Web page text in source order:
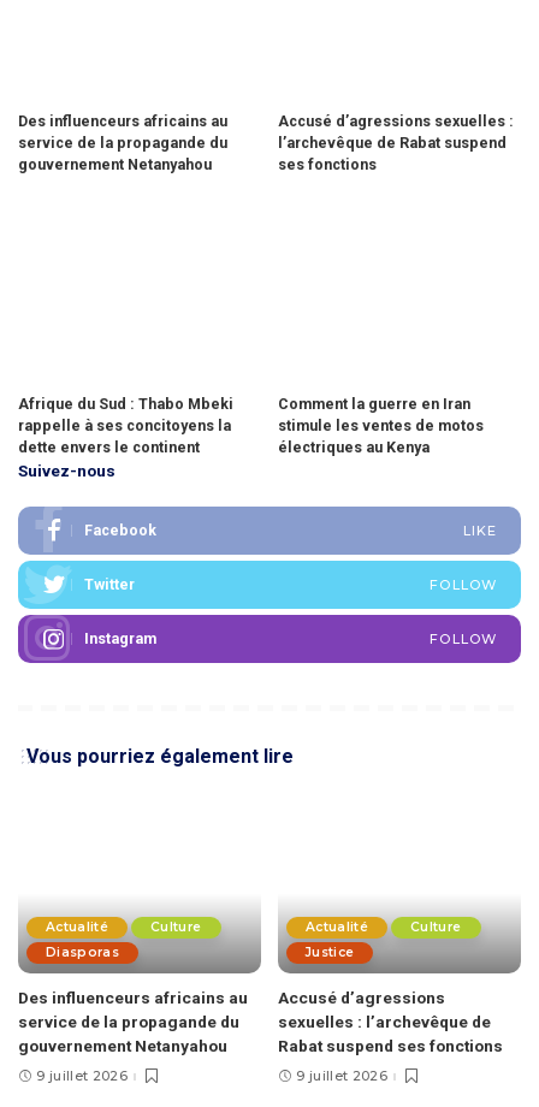
Des influenceurs africains au
service de la propagande du
gouvernement Netanyahou
Accusé d’agressions sexuelles :
l’archevêque de Rabat suspend
ses fonctions
Afrique du Sud : Thabo Mbeki
rappelle à ses concitoyens la
dette envers le continent
Comment la guerre en Iran
stimule les ventes de motos
électriques au Kenya
Suivez-nous
Facebook LIKE
Twitter FOLLOW
Instagram FOLLOW
Vous pourriez également lire
Actualité
Culture
Diasporas
Des influenceurs africains au
service de la propagande du
gouvernement Netanyahou
9 juillet 2026
Actualité
Culture
Justice
Accusé d’agressions
sexuelles : l’archevêque de
Rabat suspend ses fonctions
9 juillet 2026